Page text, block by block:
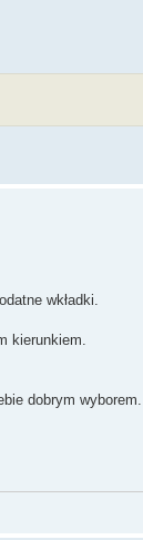
wkładki.
kierunkiem.
dobrym